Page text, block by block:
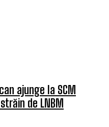
ajunge la SCM
de LNBM